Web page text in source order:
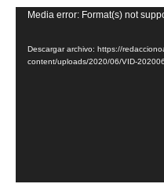
Reproductor
vídeo
Media error: Format(s) not
Descargar archivo: https://
content/uploads/2020/06/VID-